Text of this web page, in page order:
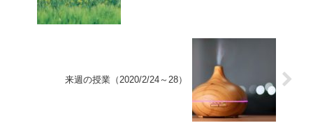
来週の授業（2020/2/24～28）